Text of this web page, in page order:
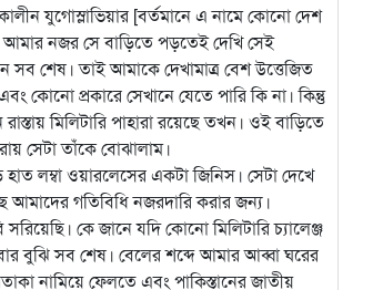
যুগোস্লাভিয়ার [বর্তমানে এ নামে কোনো দেশ
আমার নজর সে বাড়িতে পড়তেই দেখি সেই
শেষ। তাই আমাকে দেখামাত্র বেশ উত্তেজিত
কোনো প্রকারে সেখানে যেতে পারি কি না। কিন্তু
মিলিটারি পাহারা রয়েছে তখন। ওই বাড়িতে
সেটা তাঁকে বোঝালাম।
লম্বা ওয়ারলেসের একটা জিনিস। সেটা দেখে
আমাদের গতিবিধি নজরদারি করার জন্য।
কে জানে যদি কোনো মিলিটারি চ্যালেঞ্জ
বুঝি সব শেষ। বেলের শব্দে আমার আব্বা ঘরের
নামিয়ে ফেলতে এবং পাকিস্তানের জাতীয়